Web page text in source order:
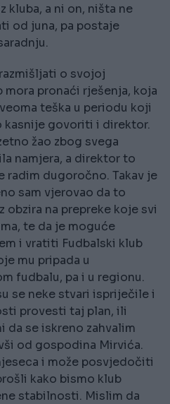
kluba, a ni on, ništa ne
od juna, pa postaje
o svojoj
pronaći rješenja, koja
teška u periodu koji
kasnije govoriti i direktor.
žao zbog svega
namjera, a direktor to
radim dugoročno. Takav je
sam vjerovao da to
obzira na prepreke koje svi
te da je moguće
i vratiti Fudbalski klub
mu pripada u
fudbalu, pa i u regionu.
se neke stvari ispriječile i
provesti taj plan, ili
da se iskreno zahvalim
od gospodina Mirvića.
i može posvjedočiti
kako bismo klub
stabilnosti. Mislim da